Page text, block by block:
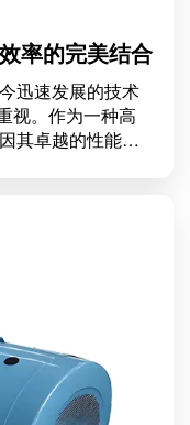
率的完美结合
迅速发展的技术
视。作为一种高
其卓越的性能和